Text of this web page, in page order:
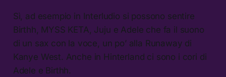
Sì, ad esempio in Interludio si possono sentire
Birthh, MYSS KETA, Juju e Adele che fa il suono
di un sax con la voce, un po’ alla Runaway di
Kanye West. Anche in Hinterland ci sono i cori di
Adele e Birthh.